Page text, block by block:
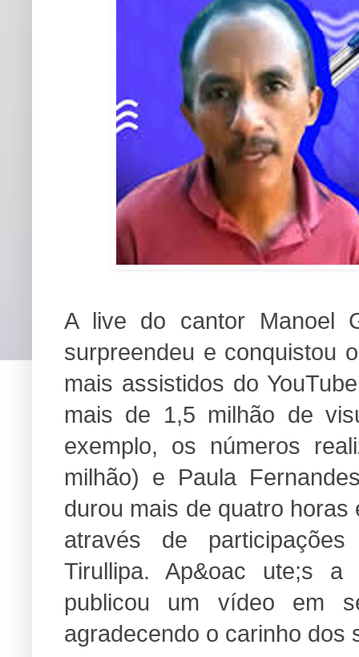
A live do cantor Manoel
surpreendeu e conquistou
mais assistidos do
mais de 1,5 milhão de
exemplo, os números
milhão) e Paula
durou mais de quatro horas
através de
Tirullipa. Ap&oac ute;s
publicou um vídeo em
agradecendo o carinho dos